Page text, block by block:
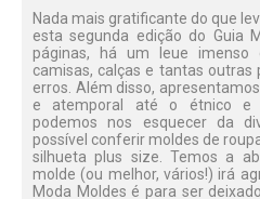
Nada mais gratificante do que
esta segunda edição do Guia
páginas, há um leue imenso
camisas, calças e tantas outras
erros. Além disso,
e atemporal até o étnico e
podemos nos esquecer da
possível conferir moldes de
silhueta plus size. Temos a
molde (ou melhor, vários!) irá
Moda Moldes é para ser